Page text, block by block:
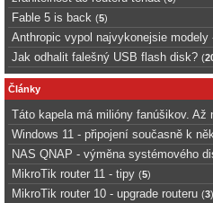
Fable 5 is back (5)
Anthropic vypol najvykonejsie
Jak odhalit falešný USB flash disk? (
Články
Táto kapela má milióny fanúšikov. Až
Windows 11 - připojení současně k
NAS QNAP - výměna systémového
MikroTik router 11 - tipy (5)
MikroTik router 10 - upgrade routeru (3)